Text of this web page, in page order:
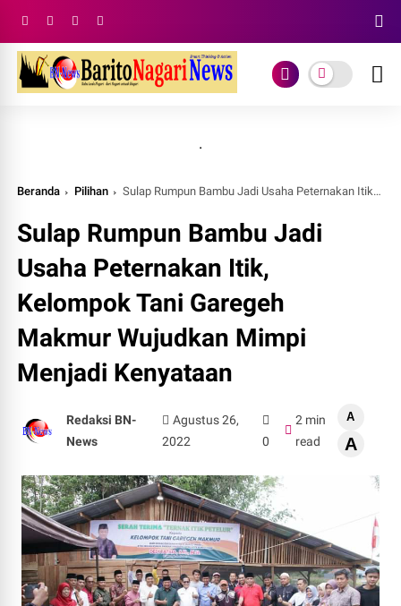
.
Beranda Pilihan Sulap Rumpun Bambu Jadi Usaha Peternakan Itik, Kelompok Tani Garegeh Makmur Wujudkan Mimpi Menjadi Kenyataan
Sulap Rumpun Bambu Jadi
Usaha Peternakan Itik,
Kelompok Tani Garegeh
Makmur Wujudkan Mimpi
Menjadi Kenyataan
Redaksi BN-
News
Agustus 26,
2022
0
2 min
read
A
A